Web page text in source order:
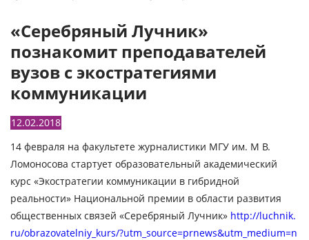
«Серебряный Лучник»
познакомит преподавателей
вузов с экостратегиями
коммуникации
12.02.2018
14 февраля на факультете журналистики МГУ им. М В.
Ломоносова стартует образовательный академический
курс «Экостратегии коммуникации в гибридной
реальности» Национальной премии в области развития
общественных связей «Серебряный Лучник» http://luchnik.
ru/obrazovatelniy_kurs/?utm_source=prnews&utm_medium=n